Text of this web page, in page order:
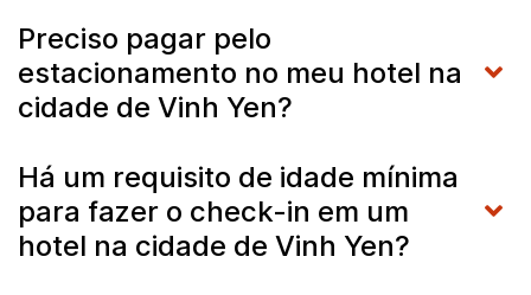
Preciso pagar pelo
estacionamento no meu hotel na
cidade de Vinh Yen?
Há um requisito de idade mínima
para fazer o check-in em um
hotel na cidade de Vinh Yen?